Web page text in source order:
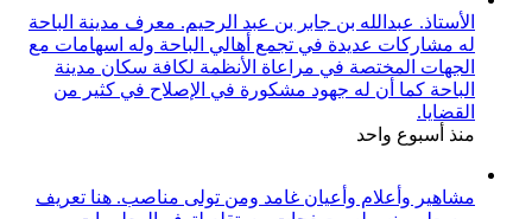
الأستاذ. عبدالله بن جابر بن عبد الرحيم. معرف مدينة الباحة
له مشاركات عديدة في تجمع أهالي الباحة وله اسهامات مع
الجهات المختصة في مراعاة الأنظمة لكافة سكان مدينة
الباحة كما أن له جهود مشكورة في الإصلاح في كثير من
القضايا.
منذ أسبوع واحد
مشاهير وأعلام وأعيان غامد ومن تولى مناصب. هنا تعريف